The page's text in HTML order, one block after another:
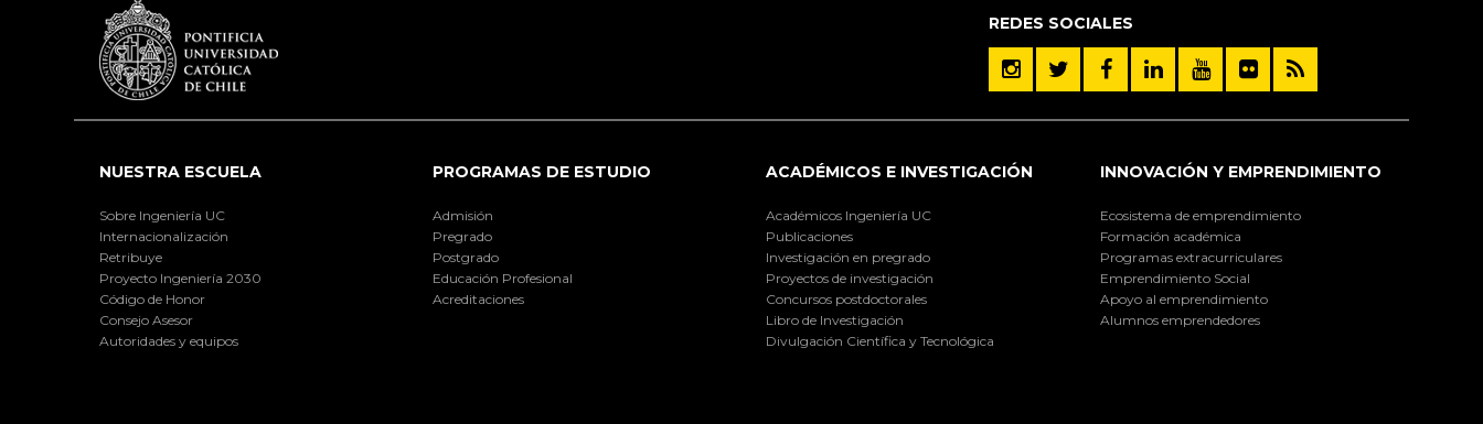
REDES SOCIALES
NUESTRA ESCUELA
Sobre Ingeniería UC
Internacionalización
Retribuye
Proyecto Ingeniería 2030
Código de Honor
Consejo Asesor
Autoridades y equipos
PROGRAMAS DE ESTUDIO
Admisión
Pregrado
Postgrado
Educación Profesional
Acreditaciones
ACADÉMICOS E INVESTIGACIÓN
Académicos Ingeniería UC
Publicaciones
Investigación en pregrado
Proyectos de investigación
Concursos postdoctorales
Libro de Investigación
Divulgación Científica y Tecnológica
INNOVACIÓN Y EMPRENDIMIENTO
Ecosistema de emprendimiento
Formación académica
Programas extracurriculares
Emprendimiento Social
Apoyo al emprendimiento
Alumnos emprendedores